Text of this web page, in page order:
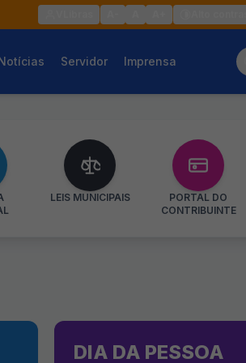
Servidor Imprensa
LEIS MUNICIPAIS
PORTAL DO
CONTRIBUINTE
DIA DA PESSOA